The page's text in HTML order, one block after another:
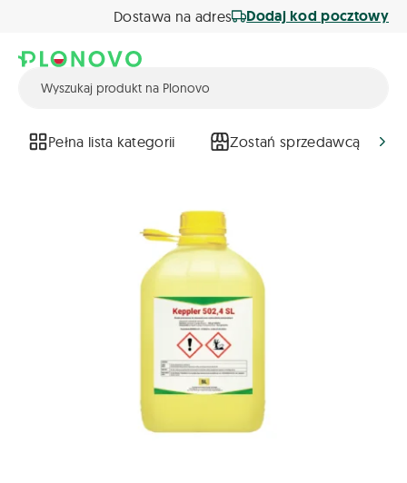
Dostawa na adres Dodaj kod pocztowy
Pełna lista kategorii Zostań sprzedawcą